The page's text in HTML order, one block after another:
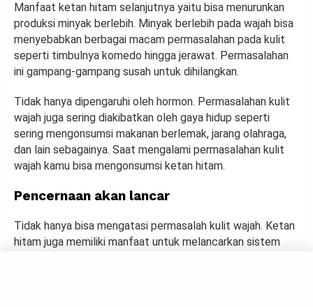
Manfaat ketan hitam selanjutnya yaitu bisa menurunkan
produksi minyak berlebih. Minyak berlebih pada wajah bisa
menyebabkan berbagai macam permasalahan pada kulit
seperti timbulnya komedo hingga jerawat. Permasalahan
ini gampang-gampang susah untuk dihilangkan.
Tidak hanya dipengaruhi oleh hormon. Permasalahan kulit
wajah juga sering diakibatkan oleh gaya hidup seperti
sering mengonsumsi makanan berlemak, jarang olahraga,
dan lain sebagainya. Saat mengalami permasalahan kulit
wajah kamu bisa mengonsumsi ketan hitam.
Pencernaan akan lancar
Tidak hanya bisa mengatasi permasalah kulit wajah. Ketan
hitam juga memiliki manfaat untuk melancarkan sistem